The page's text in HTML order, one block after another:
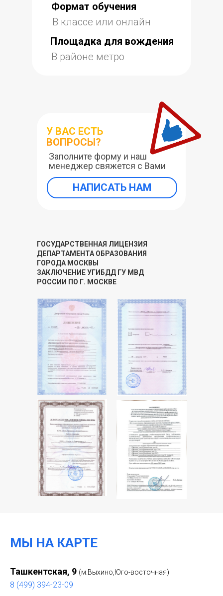
Площадка для вождения
В районе метро
В классе или онлайн
Формат обучения
Заполните форму и наш
менеджер свяжется с Вами
У ВАС ЕСТЬ
ВОПРОСЫ?
НАПИСАТЬ НАМ
ГОСУДАРСТВЕННАЯ ЛИЦЕНЗИЯ
ДЕПАРТАМЕНТА ОБРАЗОВАНИЯ
ГОРОДА МОСКВЫ
ЗАКЛЮЧЕНИЕ УГИБДД ГУ МВД
РОССИИ ПО Г. МОСКВЕ
МЫ НА КАРТЕ
Ташкентская, 9 (м.Выхино,Юго-восточная)
8 (499) 394-23-09